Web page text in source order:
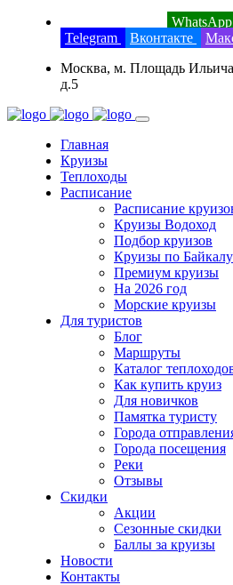
Telegram
Вконтакте
Москва, м. Площадь
д.5
Главная
Круизы
Теплоходы
Расписание
Расписание
Круизы Водоход
Подбор круизов
Круизы по Байкалу
Премиум круизы
На 2026 год
Морские круизы
Для туристов
Блог
Маршруты
Каталог
Как купить круиз
Для новичков
Памятка туристу
Города
Города посещения
Реки
Отзывы
Скидки
Акции
Сезонные скидки
Баллы за круизы
Новости
Контакты